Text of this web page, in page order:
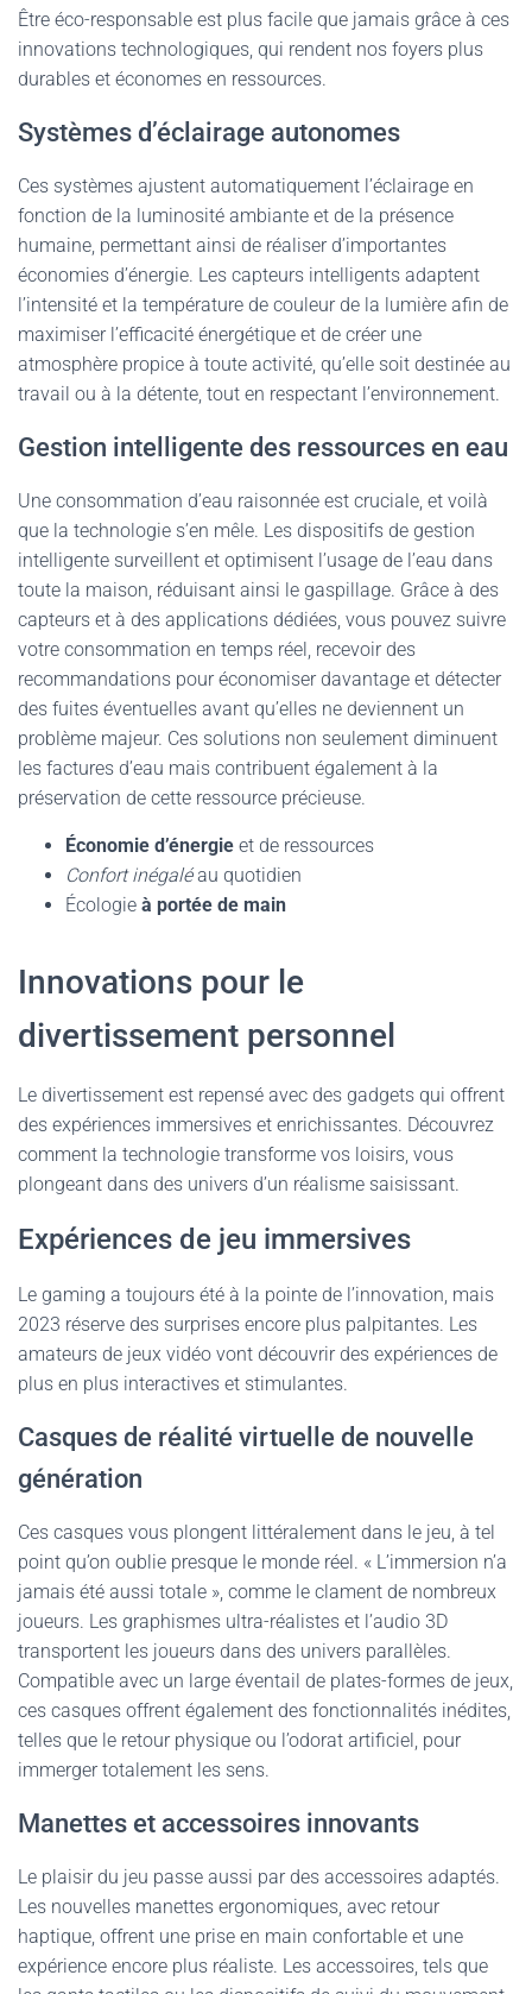
Être éco-responsable est plus facile que jamais grâce à ces
innovations technologiques, qui rendent nos foyers plus
durables et économes en ressources.
Systèmes d’éclairage autonomes
Ces systèmes ajustent automatiquement l’éclairage en
fonction de la luminosité ambiante et de la présence
humaine, permettant ainsi de réaliser d’importantes
économies d’énergie. Les capteurs intelligents adaptent
l’intensité et la température de couleur de la lumière afin de
maximiser l’efficacité énergétique et de créer une
atmosphère propice à toute activité, qu’elle soit destinée au
travail ou à la détente, tout en respectant l’environnement.
Gestion intelligente des ressources en eau
Une consommation d’eau raisonnée est cruciale, et voilà
que la technologie s’en mêle. Les dispositifs de gestion
intelligente surveillent et optimisent l’usage de l’eau dans
toute la maison, réduisant ainsi le gaspillage. Grâce à des
capteurs et à des applications dédiées, vous pouvez suivre
votre consommation en temps réel, recevoir des
recommandations pour économiser davantage et détecter
des fuites éventuelles avant qu’elles ne deviennent un
problème majeur. Ces solutions non seulement diminuent
les factures d’eau mais contribuent également à la
préservation de cette ressource précieuse.
Économie d’énergie et de ressources
Confort inégaléau quotidien
Écologie à portée de main
Innovations pour le
divertissement personnel
Le divertissement est repensé avec des gadgets qui offrent
des expériences immersives et enrichissantes. Découvrez
comment la technologie transforme vos loisirs, vous
plongeant dans des univers d’un réalisme saisissant.
Expériences de jeu immersives
Le gaming a toujours été à la pointe de l’innovation, mais
2023 réserve des surprises encore plus palpitantes. Les
amateurs de jeux vidéo vont découvrir des expériences de
plus en plus interactives et stimulantes.
Casques de réalité virtuelle de nouvelle
génération
Ces casques vous plongent littéralement dans le jeu, à tel
point qu’on oublie presque le monde réel. « L’immersion n’a
jamais été aussi totale », comme le clament de nombreux
joueurs. Les graphismes ultra-réalistes et l’audio 3D
transportent les joueurs dans des univers parallèles.
Compatible avec un large éventail de plates-formes de jeux,
ces casques offrent également des fonctionnalités inédites,
telles que le retour physique ou l’odorat artificiel, pour
immerger totalement les sens.
Manettes et accessoires innovants
Le plaisir du jeu passe aussi par des accessoires adaptés.
Les nouvelles manettes ergonomiques, avec retour
haptique, offrent une prise en main confortable et une
expérience encore plus réaliste. Les accessoires, tels que